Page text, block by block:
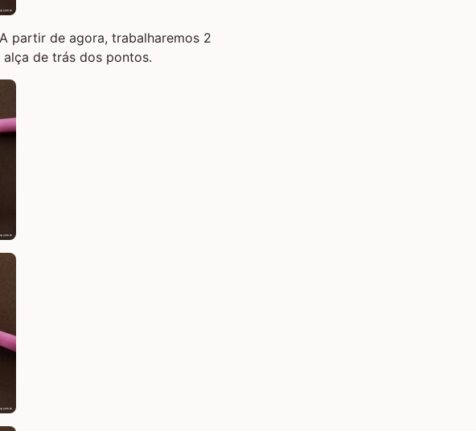
partir de agora, trabalharemos 2
de trás dos pontos.